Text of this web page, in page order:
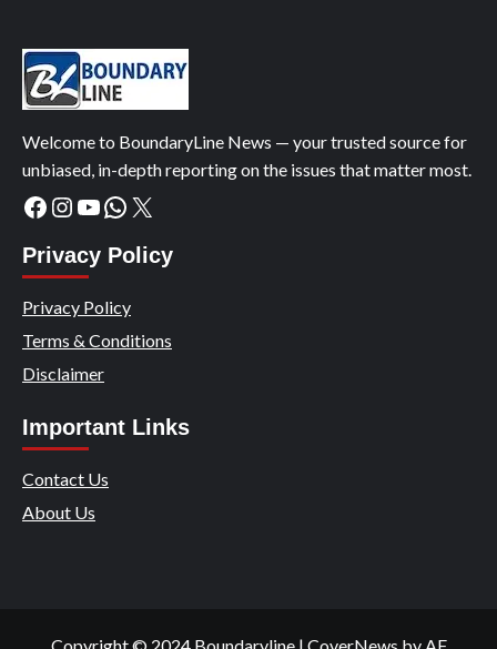
Welcome to BoundaryLine News — your trusted source for
unbiased, in-depth reporting on the issues that matter most.
Facebook
Instagram
YouTube
WhatsApp
X
Privacy Policy
Privacy Policy
Terms & Conditions
Disclaimer
Important Links
Contact Us
About Us